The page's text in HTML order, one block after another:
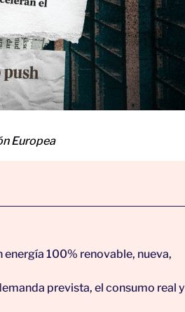
Europea
energía 100% renovable, nueva,
prevista, el consumo real y